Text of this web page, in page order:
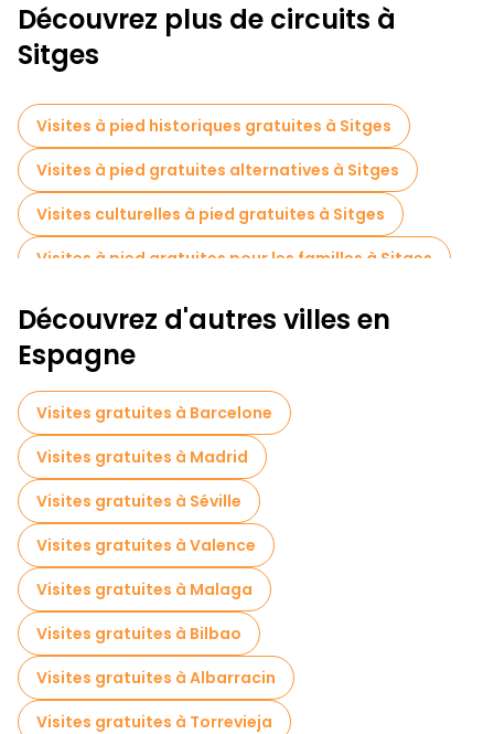
catalan. La vieille ville de Sitges offre des rues étroites bordées
de galeries, de cafés et de boutiques, parfaites pour une
promenade de l'après-midi.
Découvrez plus de circuits à
Sitges
Visites à pied historiques gratuites à Sitges
Visites à pied gratuites alternatives à Sitges
Visites culturelles à pied gratuites à Sitges
Visites à pied gratuites pour les familles à Sitges
Visites de dégustation locales à Sitges
Visites gastronomiques à Sitges
Découvrez d'autres villes en
Espagne
Visites gratuites à Barcelone
Visites gratuites à Madrid
Visites gratuites à Séville
Visites gratuites à Valence
Visites gratuites à Malaga
Visites gratuites à Bilbao
Visites gratuites à Albarracin
Visites gratuites à Torrevieja